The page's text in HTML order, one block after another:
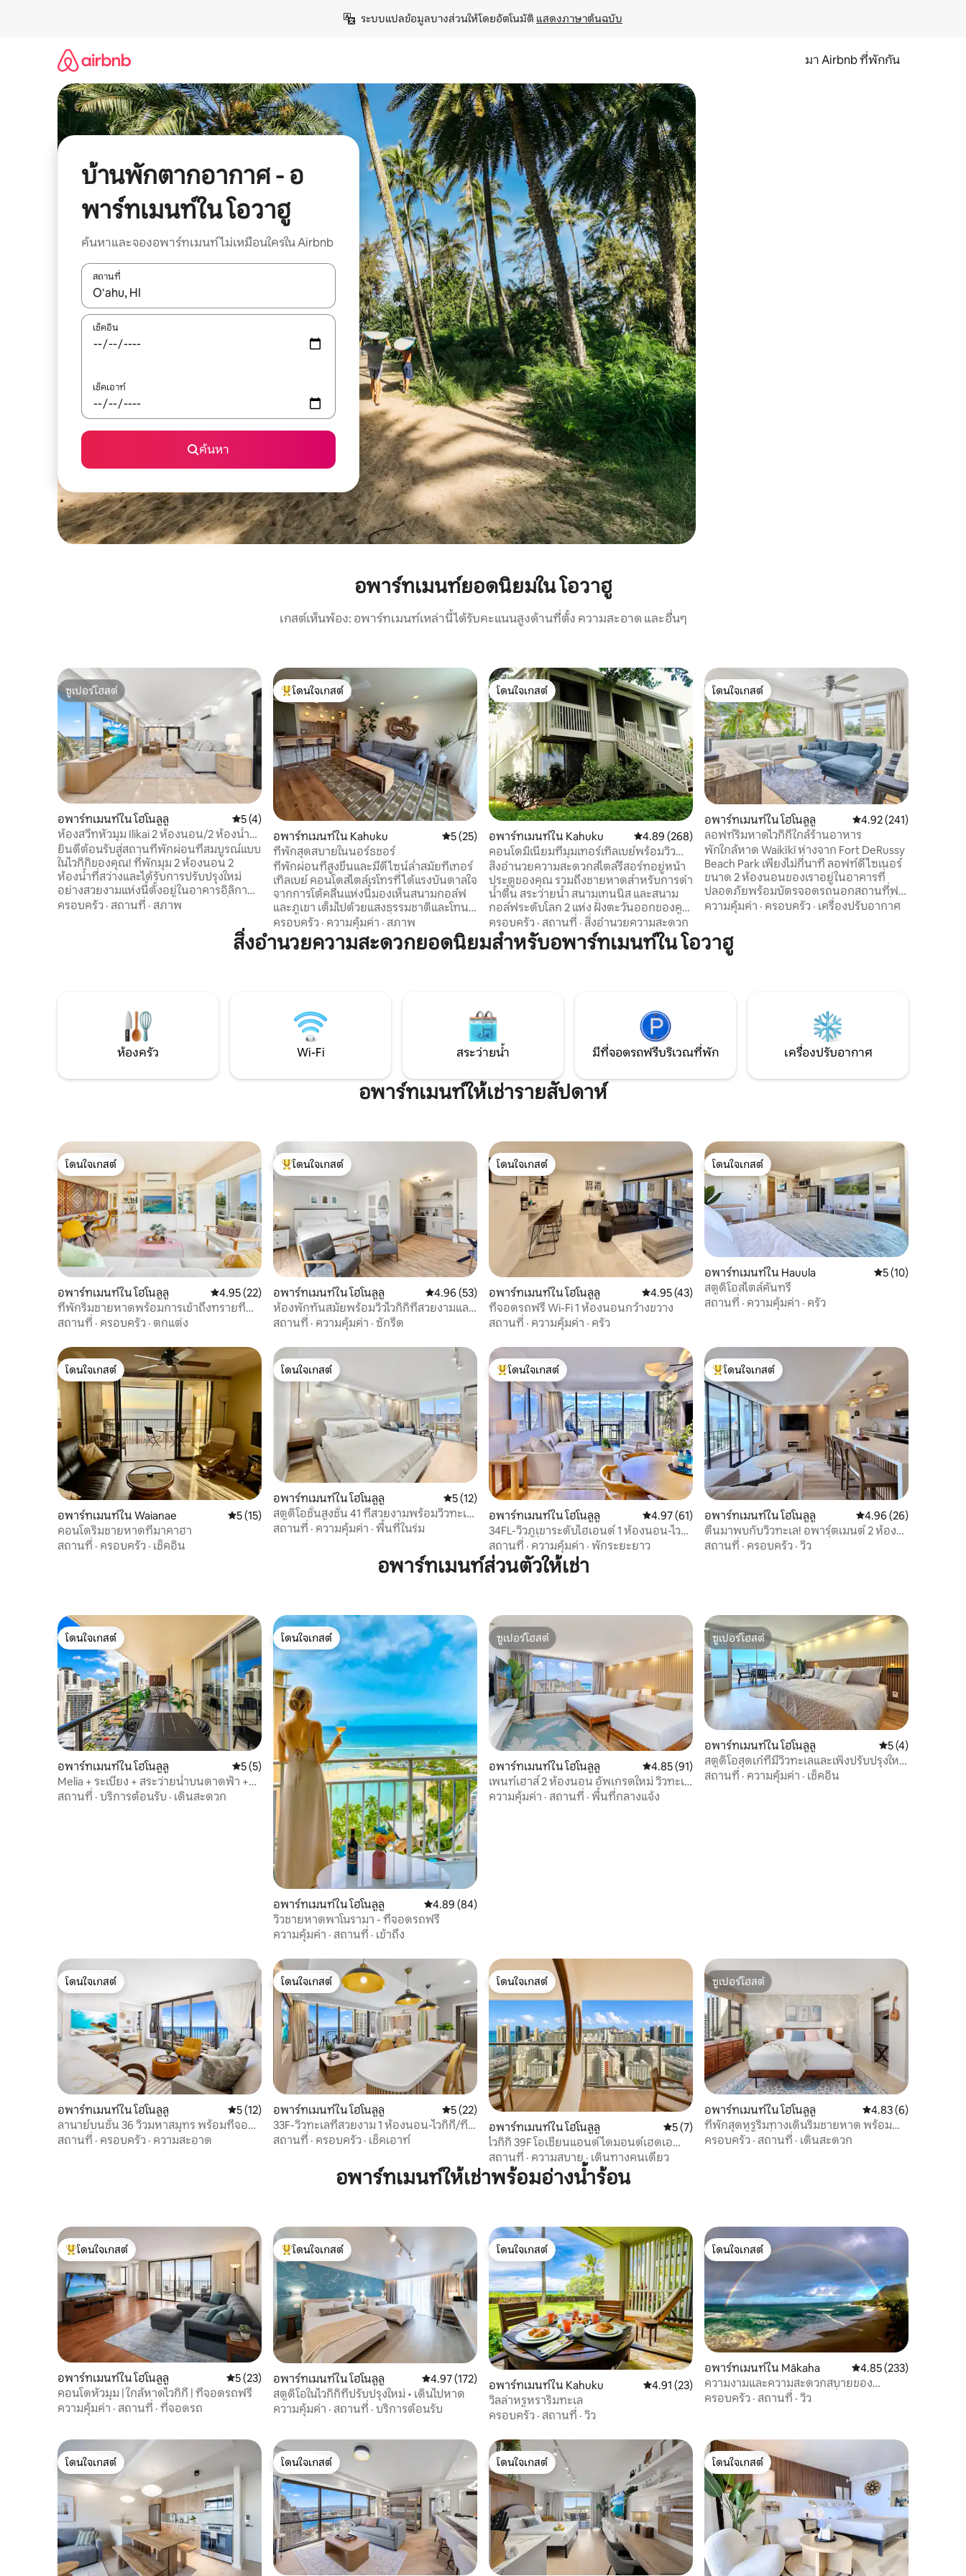
ระบบแปลข้อมูลบางส่วนให้โดยอัตโนมัติ แสดงภาษาต้นฉบับ
มา Airbnb ที่พักกัน
บ้านพักตากอากาศ - อ
พาร์ทเมนท์ใน โอวาฮู
ค้นหาและจองอพาร์ทเมนท์ไม่เหมือนใครใน Airbnb
สถานที่
ใช้ลูกศรขึ้นลง หรือใช้การสัมผัสหรือปัด เพื่อสำรวจผลการค้นหา
เช็คอิน
เช็คเอาท์
ค้นหา
อพาร์ทเมนท์ยอดนิยมใน โอวาฮู
เกสต์เห็นพ้อง: อพาร์ทเมนท์เหล่านี้ได้รับคะแนนสูงด้านที่ตั้ง ความสะอาด และอื่นๆ
ซูเปอร์โฮสต์
ซูเปอร์โฮสต์
อพาร์ทเมนท์ใน โฮโนลูลู คะแนนเฉลี่ย 5 จาก 5, 4 รีวิว
5 (4)
ห้องสวีทหัวมุม Ilikai 2 ห้องนอน/2 ห้องน้ำ
สวยงาม - ไวกิกี
ยินดีต้อนรับสู่สถานที่พักผ่อนที่สมบูรณ์แบบ
ในไวกิกิของคุณ! ที่พักมุม 2 ห้องนอน 2
ห้องน้ำที่สว่างและได้รับการปรับปรุงใหม่
อย่างสวยงามแห่งนี้ตั้งอยู่ในอาคารอิลิกาอัน
เป็นเอกลักษณ์ และมีการผสมผสานที่ลงตัว
ชีวิตแบบเกาะ เพลิดเพลินกับพื้นที่ภายใน
1,000 ตารางฟุต ห้องครัวที่มีอุปกรณ์ครบ
อานา เซ็นเตอร์ ร้านอาหารระดับโลก แหล่ง
ช้อปปิ้ง และการผจญภัยบนเกาะที่ไม่มีที่สิ้น
สุดเพียงไม่กี่นาที!
ครอบครัว · สถานที่ · สภาพ
โดนใจเกสต์ที่สุด
โดนใจเกสต์
อพาร์ทเมนท์ใน Kahuku คะแนนเฉลี่ย 5 จาก 5, 25 รีวิว
5 (25)
ที่พักสุดสบายในนอร์ธชอร์
ที่พักผ่อนที่สูงขึ้นและมีดีไซน์ล้ำสมัยที่เทอร์
เทิลเบย์ คอนโดสไตล์เรโทรที่ได้แรงบันดาลใจ
จากการโต้คลื่นแห่งนี้มองเห็นสนามกอล์ฟ
และภูเขา เต็มไปด้วยแสงธรรมชาติและโทนสี
ดินที่ให้ความรู้สึกสงบ เครื่องปรับอากาศใน
ห้องนั่งเล่นและห้องนอน Wi-Fi ความเร็วสูง
ทีวีซัมซุงเฟรม ผ้าปูที่นอนควินซ์ ผ้าเช็ดตัว
น้ำตื้น เดินป่า ขี่ม้า และเล่นกอล์ฟได้ที่นี่ การ
ผจญภัย ความสะดวกสบาย และความสงบ
รอคุณอยู่
ครอบครัว · ความคุ้มค่า · สภาพ
โดนใจเกสต์
โดนใจเกสต์
อพาร์ทเมนท์ใน Kahuku คะแนนเฉลี่ย 4.89 จาก 5, 268 รีวิว
4.89 (268)
คอนโดมิเนียมที่มุมเทอร์เทิลเบย์พร้อมวิว
แฟร์เวย์!
สิ่งอำนวยความสะดวกสไตล์รีสอร์ทอยู่หน้า
ประตูของคุณ รวมถึงชายหาดสำหรับการดำ
น้ำตื้น สระว่ายน้ำ สนามเทนนิส และสนาม
กอล์ฟระดับโลก 2 แห่ง ฝั่งตะวันออกของคูลิ
มาเอสเตท บนถนนฟาเซียว 17 มีลมเย็น
สบาย เครื่องซักผ้าและเครื่องอบผ้า และ
เครื่องปรับอากาศแบบสปลิตในห้องนอนและ
เที่ยวทั้งหมดที่โออาฮุมีให้แล้ว ลองดูที่พัก
ของเราบนโมโลไก ผ่อนคลายและเพลิดเพลิน
กับประสบการณ์ฮาวายแท้จริง!
ครอบครัว · สถานที่ · สิ่งอำนวยความสะดวก
โดนใจเกสต์
โดนใจเกสต์
อพาร์ทเมนท์ใน โฮโนลูลู คะแนนเฉลี่ย 4.92 จาก
4.92 (241)
ลอฟท์ริมหาดไวกิกีใกล้ร้านอาหาร
พักใกล้หาด Waikīkī ห่างจาก Fort DeRussy
Beach Park เพียงไม่กี่นาที ลอฟท์ดีไซเนอร์
ขนาด 2 ห้องนอนของเราอยู่ในอาคารที่
ปลอดภัยพร้อมบัตรจอดรถนอกสถานที่ฟรี
ไฮไลท์คือห้องครัวเต็มรูปแบบห้องเปียกที่ไม่
เหมือนใครอุปกรณ์ชายหาดอุปกรณ์สำหรับ
ที่อยู่ห่างออกไปเพียงไม่กี่ก้าวและแหล่งช้อป
ปิ้งร้านอาหารและบาร์ที่ยอดเยี่ยมในบริเวณ
of Waikī Beach Stays เลขทะเบียน: STR
ความคุ้มค่า · ครอบครัว · เครื่องปรับอากาศ
สิ่งอำนวยความสะดวกยอดนิยมสำหรับอพาร์ทเมนท์ใน โอวาฮู
ห้องครัว Wi-Fi สระว่ายน้ำ มีที่จอดรถฟรีบริเวณที่พัก เครื่องปรับอากาศ
อพาร์ทเมนท์ให้เช่ารายสัปดาห์
โดนใจเกสต์
โดนใจเกสต์
อพาร์ทเมนท์ใน โฮโนลูลู คะแนนเฉลี่ย 4.95 จาก 5, 22 รีวิว
4.95 (22)
ที่พักริมชายหาดพร้อมการเข้าถึงทรายที่
Waikiki Shore
สถานที่ · ครอบครัว · ตกแต่ง
โดนใจเกสต์ที่สุด
โดนใจเกสต์
อพาร์ทเมนท์ใน โฮโนลูลู คะแนนเฉลี่ย 4.96 จาก 5, 53 รีวิว
4.96 (53)
ห้องพักทันสมัยพร้อมวิวไวกิกิที่สวยงามและ
มีระเบียง
สถานที่ · ความคุ้มค่า · ซักรีด
โดนใจเกสต์
โดนใจเกสต์
อพาร์ทเมนท์ใน โฮโนลูลู คะแนนเฉลี่ย 4.95 จาก 5, 43 รีวิว
4.95 (43)
ที่จอดรถฟรี Wi-Fi 1 ห้องนอนกว้างขวาง
สถานที่ · ความคุ้มค่า · ครัว
โดนใจเกสต์
โดนใจเกสต์
อพาร์ทเมนท์ใน Hauula คะแนนเฉลี่ย 5 จาก
5 (10)
สตูดิโอสไตล์คันทรี
สถานที่ · ความคุ้มค่า · ครัว
โดนใจเกสต์
โดนใจเกสต์
อพาร์ทเมนท์ใน Waianae คะแนนเฉลี่ย 5 จาก 5, 15 รีวิว
5 (15)
คอนโดริมชายหาดที่มาคาฮา
สถานที่ · ครอบครัว · เช็คอิน
โดนใจเกสต์
โดนใจเกสต์
อพาร์ทเมนท์ใน โฮโนลูลู คะแนนเฉลี่ย 5 จาก 5, 12 รีวิว
5 (12)
สตูดิโอชั้นสูงชั้น 41 ที่สวยงามพร้อมวิวทะเล
และวิวเมือง
สถานที่ · ความคุ้มค่า · พื้นที่ในร่ม
โดนใจเกสต์ที่สุด
โดนใจเกสต์
อพาร์ทเมนท์ใน โฮโนลูลู คะแนนเฉลี่ย 4.97 จาก 5, 61 รีวิว
4.97 (61)
34FL-วิวภูเขาระดับไฮเอนด์ 1 ห้องนอน-ไว
กิกิพร้อมที่จอดรถ
สถานที่ · ความคุ้มค่า · พักระยะยาว
โดนใจเกสต์ที่สุด
โดนใจเกสต์
อพาร์ทเมนท์ใน โฮโนลูลู คะแนนเฉลี่ย 4.96 จาก
4.96 (26)
ตื่นมาพบกับวิวทะเล! อพาร์ตเมนต์ 2 ห้อง
นอนขนาดควีนไซส์ พร้อมที่จอดรถฟรี
สถานที่ · ครอบครัว · วิว
อพาร์ทเมนท์ส่วนตัวให้เช่า
โดนใจเกสต์
โดนใจเกสต์
อพาร์ทเมนท์ใน โฮโนลูลู คะแนนเฉลี่ย 5 จาก 5, 5 รีวิว
5 (5)
Melia + ระเบียง + สระว่ายน้ำบนดาดฟ้า +
WD + วิวมหาสมุทร
สถานที่ · บริการต้อนรับ · เดินสะดวก
โดนใจเกสต์
โดนใจเกสต์
อพาร์ทเมนท์ใน โฮโนลูลู คะแนนเฉลี่ย 4.89 จาก 5, 84 รีวิว
4.89 (84)
วิวชายหาดพาโนรามา - ที่จอดรถฟรี
ความคุ้มค่า · สถานที่ · เข้าถึง
ซูเปอร์โฮสต์
ซูเปอร์โฮสต์
อพาร์ทเมนท์ใน โฮโนลูลู คะแนนเฉลี่ย 4.85 จาก 5, 91 รีวิว
4.85 (91)
เพนท์เฮาส์ 2 ห้องนอน อัพเกรดใหม่ วิวทะเล
นอนได้ 8 คน
ความคุ้มค่า · สถานที่ · พื้นที่กลางแจ้ง
ซูเปอร์โฮสต์
ซูเปอร์โฮสต์
อพาร์ทเมนท์ใน โฮโนลูลู คะแนนเฉลี่ย 5 จา
5 (4)
สตูดิโอสุดเก๋ที่มีวิวทะเลและเพิ่งปรับปรุงใหม่
ในไวกิกี
สถานที่ · ความคุ้มค่า · เช็คอิน
โดนใจเกสต์
โดนใจเกสต์
อพาร์ทเมนท์ใน โฮโนลูลู คะแนนเฉลี่ย 5 จาก 5, 12 รีวิว
5 (12)
ลานาย์บนชั้น 36 วิวมหาสมุทร พร้อมที่จอด
รถฟรี
สถานที่ · ครอบครัว · ความสะอาด
โดนใจเกสต์
โดนใจเกสต์
อพาร์ทเมนท์ใน โฮโนลูลู คะแนนเฉลี่ย 5 จาก 5, 22 รีวิว
5 (22)
33F-วิวทะเลที่สวยงาม 1 ห้องนอน-ไวกิกี/ที่
จอดรถฟรี~
สถานที่ · ครอบครัว · เช็คเอาท์
โดนใจเกสต์
โดนใจเกสต์
อพาร์ทเมนท์ใน โฮโนลูลู คะแนนเฉลี่ย 5 จาก 5, 7 รีวิว
5 (7)
ไวกิกิ 39F โอเชียนแอนด์ไดมอนด์เฮดเอ
สเคป
สถานที่ · ความสบาย · เดินทางคนเดียว
ซูเปอร์โฮสต์
ซูเปอร์โฮสต์
อพาร์ทเมนท์ใน โฮโนลูลู คะแนนเฉลี่ย 4.83 จา
4.83 (6)
ที่พักสุดหรูริมทางเดินริมชายหาด พร้อม
สระว่ายน้ำ + ที่จอดรถ
ครอบครัว · สถานที่ · เดินสะดวก
อพาร์ทเมนท์ให้เช่าพร้อมอ่างน้ำร้อน
โดนใจเกสต์ที่สุด
โดนใจเกสต์
อพาร์ทเมนท์ใน โฮโนลูลู คะแนนเฉลี่ย 5 จาก 5, 23 รีวิว
5 (23)
คอนโดหัวมุม | ใกล้หาดไวกิกี | ที่จอดรถฟรี
ความคุ้มค่า · สถานที่ · ที่จอดรถ
โดนใจเกสต์ที่สุด
โดนใจเกสต์
อพาร์ทเมนท์ใน โฮโนลูลู คะแนนเฉลี่ย 4.97 จาก 5, 172 รีวิว
4.97 (172)
สตูดิโอในไวกิกิที่ปรับปรุงใหม่ • เดินไปหาด
ความคุ้มค่า · สถานที่ · บริการต้อนรับ
โดนใจเกสต์
โดนใจเกสต์
อพาร์ทเมนท์ใน Kahuku คะแนนเฉลี่ย 4.91 จาก 5, 23 รีวิว
4.91 (23)
วิลล่าหรูหราริมทะเล
ครอบครัว · สถานที่ · วิว
โดนใจเกสต์
โดนใจเกสต์
อพาร์ทเมนท์ใน Mākaha คะแนนเฉลี่ย 4.85 จาก
4.85 (233)
ความงามและความสะดวกสบายของ
ชายหาดในโอวาฮูพาราไดซ์ที่ห่างไกล
ครอบครัว · สถานที่ · วิว
โดนใจเกสต์
โดนใจเกสต์
โดนใจเกสต์
โดนใจเกสต์
โดนใจเกสต์
โดนใจเกสต์
โดนใจเกสต์
โดนใจเกสต์